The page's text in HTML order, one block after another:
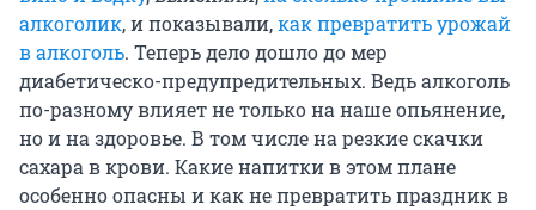
алкоголик, и показывали,как превратить урожай
в алкоголь. Теперь дело дошло до мер
диабетическо-предупредительных. Ведь алкоголь
по-разному влияет не только на наше опьянение,
но и на здоровье. В том числе на резкие скачки
сахара в крови. Какие напитки в этом плане
особенно опасны и как не превратить праздник в